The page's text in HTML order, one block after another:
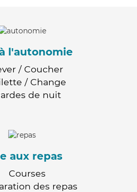
l'autonomie
/ Coucher
/ Change
de nuit
aux repas
Courses
des repas